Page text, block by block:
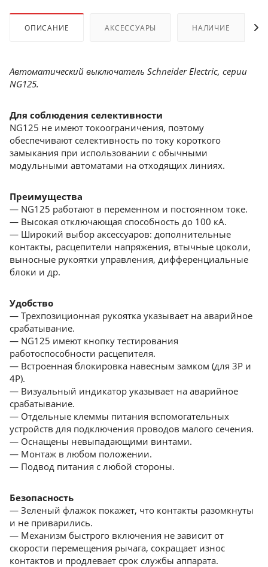
ОПИСАНИЕ АКСЕССУАРЫ НАЛИЧИЕ
Автоматический выключатель Schneider Electric, серии
NG125.
Для соблюдения селективности
NG125 не имеют токоограничения, поэтому
обеспечивают селективность по току короткого
замыкания при использовании с обычными
модульными автоматами на отходящих линиях.
Преимущества
— NG125 работают в переменном и постоянном токе.
— Высокая отключающая способность до 100 кА.
— Широкий выбор аксессуаров: дополнительные
контакты, расцепители напряжения, втычные цоколи,
выносные рукоятки управления, дифференциальные
блоки и др.
Удобство
— Трехпозиционная рукоятка указывает на аварийное
срабатывание.
— NG125 имеют кнопку тестирования
работоспособности расцепителя.
— Встроенная блокировка навесным замком (для 3Р и
4Р).
— Визуальный индикатор указывает на аварийное
срабатывание.
— Отдельные клеммы питания вспомогательных
устройств для подключения проводов малого сечения.
— Оснащены невыпадающими винтами.
— Монтаж в любом положении.
— Подвод питания с любой стороны.
Безопасность
— Зеленый флажок покажет, что контакты разомкнуты
и не приварились.
— Механизм быстрого включения не зависит от
скорости перемещения рычага, сокращает износ
контактов и продлевает срок службы аппарата.